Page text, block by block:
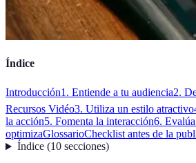
Índice
Introducción1. Entiende a tu audiencia2.
Recursos Vidéo3. Utiliza un estilo atractivo
la acción5. Fomenta la interacción6.
optimizaGlossarioChecklist antes de la
Índice(10 secciones)